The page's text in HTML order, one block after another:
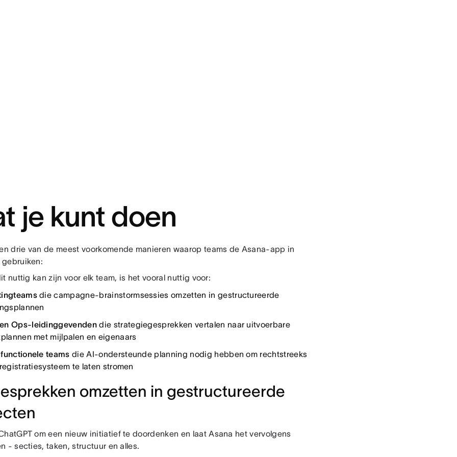
je kunt doen
drie van de meest voorkomende manieren waarop teams de Asana-app in
gebruiken:
nuttig kan zijn voor elk team, is het vooral nuttig voor:
die campagne-brainstormsessies omzetten in gestructureerde
Ops-leidinggevenden die strategiegesprekken vertalen naar uitvoerbare
met mijlpalen en eigenaars
teams die AI-ondersteunde planning nodig hebben om rechtstreeks
te laten stromen
omzetten in gestructureerde
om een nieuw initiatief te doordenken en laat Asana het vervolgens
- secties, taken, structuur en alles.